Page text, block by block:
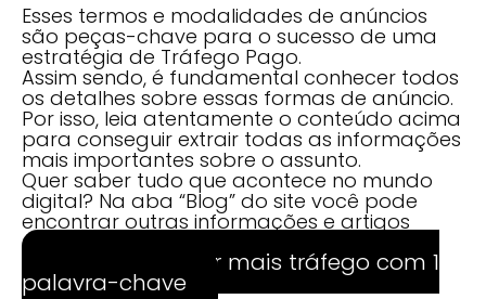
Esses termos e modalidades de anúncios
são peças-chave para o sucesso de uma
estratégia de Tráfego Pago.
Assim sendo, é fundamental conhecer todos
os detalhes sobre essas formas de anúncio.
Por isso, leia atentamente o conteúdo acima
para conseguir extrair todas as informações
mais importantes sobre o assunto.
Quer saber tudo que acontece no mundo
digital? Na aba “Blog” do site você pode
encontrar outras informações e artigos
relevantes.
Saiba como ter mais tráfego com 1
palavra-chave